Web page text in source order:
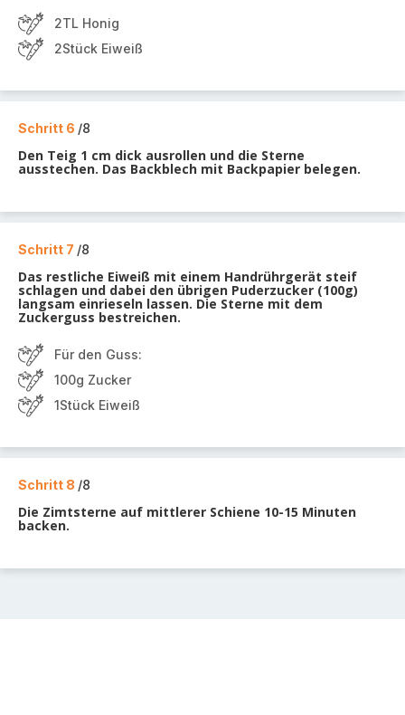
2TL Honig
2Stück Eiweiß
Schritt 6 /8
Den Teig 1 cm dick ausrollen und die Sterne
ausstechen. Das Backblech mit Backpapier belegen.
Schritt 7 /8
Das restliche Eiweiß mit einem Handrührgerät steif
schlagen und dabei den übrigen Puderzucker (100g)
langsam einrieseln lassen. Die Sterne mit dem
Zuckerguss bestreichen.
Für den Guss:
100g Zucker
1Stück Eiweiß
Schritt 8 /8
Die Zimtsterne auf mittlerer Schiene 10-15 Minuten
backen.